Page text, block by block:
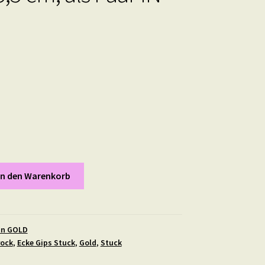
den Warenkorb
GOLD
, Ecke Gips Stuck, Gold, Stuck